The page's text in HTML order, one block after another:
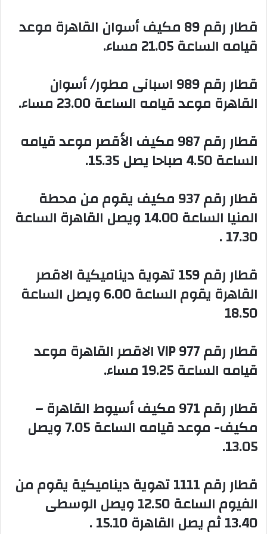
‏قطار رقم 89 مكيف أسوان القاهرة موعد
قيامه الساعة 21.05 مساء.
‏قطار رقم 989 اسبانى مطور/ أسوان
القاهرة موعد قيامه الساعة 23.00 مساء.
‏قطار رقم 987 مكيف الأقصر موعد قيامه
الساعة 4.50 صباحا يصل 15.35.
‏قطار رقم 937 مكيف يقوم من محطة
المنيا الساعة 14.00 ويصل القاهرة الساعة
17.30 .
‏قطار رقم 159 تهوية ديناميكية الاقصر
القاهرة يقوم الساعة 6.00 ويصل الساعة
18.50
‏قطار رقم 977 VIP الاقصر القاهرة موعد
قيامه الساعة 19.25 مساء.
‏قطار رقم 971 مكيف أسيوط القاهرة –
مكيف- موعد قيامه الساعة 7.05 ويصل
13.05.
‏قطار رقم 1111 تهوية ديناميكية يقوم من
الفيوم الساعة 12.50 ويصل الوسطى
13.40 ثم يصل القاهرة 15.10 .